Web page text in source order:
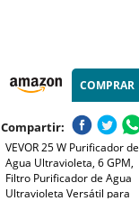
COMPRAR
Compartir:
VEVOR 25 W Purificador de
Agua Ultravioleta, 6 GPM,
Filtro Purificador de Agua
Ultravioleta Versátil para